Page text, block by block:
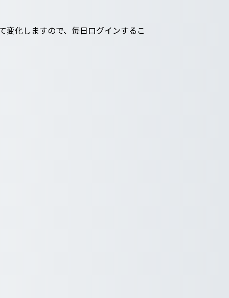
変化しますので、毎日ログインするこ